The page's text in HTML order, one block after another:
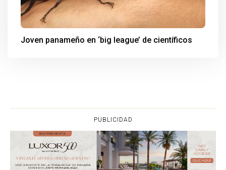
Joven panameño en ‘big league’ de científicos
PUBLICIDAD